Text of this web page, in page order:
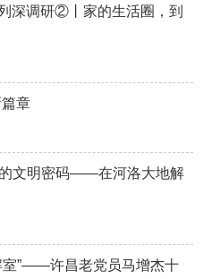
深调研②丨家的生活圈，到
章
文明密码——在河洛大地解
室”——许昌老党员马增杰十